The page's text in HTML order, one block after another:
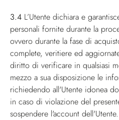
3.4 L’Utente dichiara e
personali fornite durante la
ovvero durante la fase di
complete, veritiere ed
diritto di verificare in qualsiasi
mezzo a sua disposizione le
richiedendo all'Utente idonea
in caso di violazione del
sospendere l'account dell'Utente.